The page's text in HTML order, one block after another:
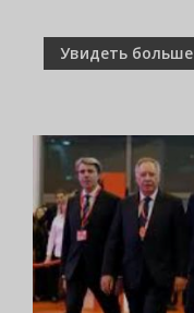
Увидеть больше